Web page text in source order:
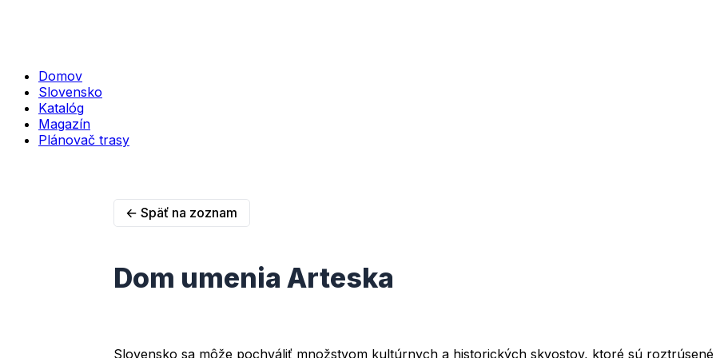
Domov
Slovensko
Katalóg
Magazín
Plánovač trasy
← Späť na zoznam
Dom umenia Arteska
Slovensko sa môže pochváliť množstvom kultúrnych a historických skvostov, ktoré sú